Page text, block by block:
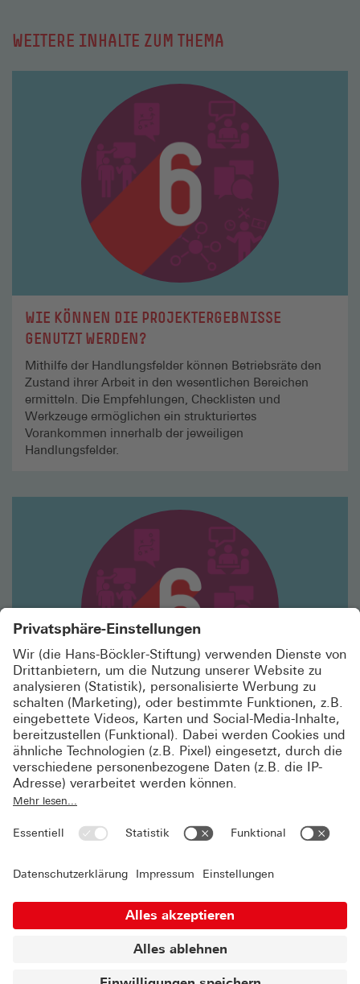
WEITERE INHALTE ZUM THEMA
WIE KÖNNEN DIE PROJEKTERGEBNISSE
GENUTZT WERDEN?
Mithilfe der Handlungsfelder können Betriebsräte den
Zustand ihrer Arbeit in den wesentlichen Bereichen
ermitteln. Die Empfehlungen, Checklisten und
Werkzeuge ermöglichen ein strukturiertes
Vorankommen innerhalb der jeweiligen
Handlungsfelder.
EVOLUTIONÄRE BETRIEBSRATSENTWICKLUNG
In der heutigen Zeit ist es wichtig, dass der Betriebsrat
seine Arbeit stetig weiterentwickelt. Dies ist abhängig
vom jeweiligen Stand in den sechs Handlungsfeldern
Unternehmen befinden.
DatenschutzerklärungÜber unsKontakt & Feedback
Datenschutzeinstellungen